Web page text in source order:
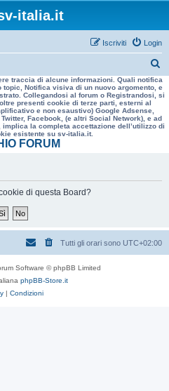
italia.it
Login
Iscriviti
e
r
a
traccia di alcune informazioni. Quali notifica
Notifica visiva di un nuovo argomento, e
Collegandosi al forum o Registrandosi, si
presenti cookie di terze parti, esterni al
e non esaustivo) Google Adsense,
Facebook, (e altri Social Network), e ad
la completa accettazione dell’utilizzo di
esistente su sv-italia.it.
FORUM
di questa Board?
Tutti gli orari sono UTC+02:00
Software © phpBB Limited
phpBB-Store.it
| Condizioni